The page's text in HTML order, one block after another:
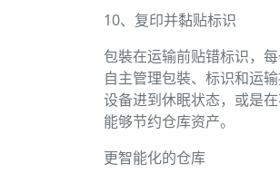
10、复印并黏贴标识
包裝在运输前贴错标识，
自主管理包裝、标识和运
设备进到休眠状态，或是
能够节约仓库资产。
更智能化的仓库